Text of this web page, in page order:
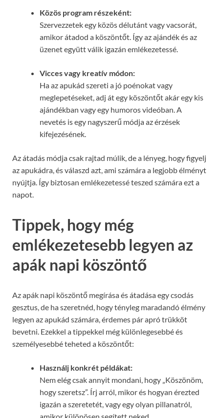
Közös program részeként:
Szervezzetek egy közös délutánt vagy vacsorát,
amikor átadod a köszöntőt. Így az ajándék és az
üzenet együtt válik igazán emlékezetessé.
Vicces vagy kreatív módon:
Ha az apukád szereti a jó poénokat vagy
meglepetéseket, adj át egy köszöntőt akár egy kis
ajándékban vagy egy humoros videóban. A
nevetés is egy nagyszerű módja az érzések
kifejezésének.
Az átadás módja csak rajtad múlik, de a lényeg, hogy figyelj
az apukádra, és válaszd azt, ami számára a legjobb élményt
nyújtja. Így biztosan emlékezetessé teszed számára ezt a
napot.
Tippek, hogy még
emlékezetesebb legyen az
apák napi köszöntő
Az apák napi köszöntő megírása és átadása egy csodás
gesztus, de ha szeretnéd, hogy tényleg maradandó élmény
legyen az apukád számára, érdemes pár apró trükköt
bevetni. Ezekkel a tippekkel még különlegesebbé és
személyesebbé teheted a köszöntőt:
Használj konkrét példákat:
Nem elég csak annyit mondani, hogy „Köszönöm,
hogy szeretsz”. Írj arról, mikor és hogyan érezted
igazán a szeretetét, vagy egy olyan pillanatról,